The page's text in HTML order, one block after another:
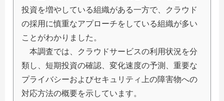
投資を増やしている組織がある一方で、クラウド
の採用に慎重なアプローチをしている組織が多い
ことがわかりました。
本調査では、クラウドサービスの利用状況を分
類し、短期投資の確認、変化速度の予測、重要な
プライバシーおよびセキュリティ上の障害物への
対応方法の概要を示しています。